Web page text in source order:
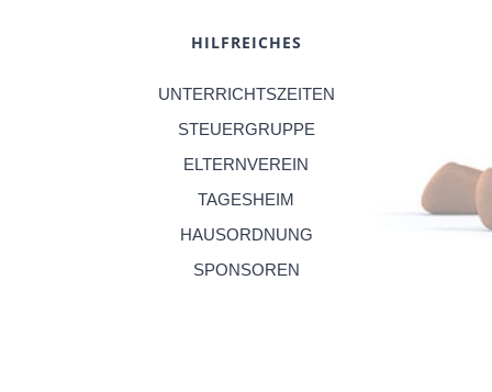
HILFREICHES
UNTERRICHTSZEITEN
STEUERGRUPPE
ELTERNVEREIN
TAGESHEIM
HAUSORDNUNG
SPONSOREN